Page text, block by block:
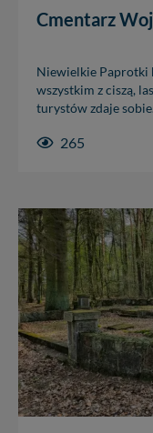
Cmentarz
Niewielkie Paprotki
wszystkim z ciszą,
turystów zdaje
265